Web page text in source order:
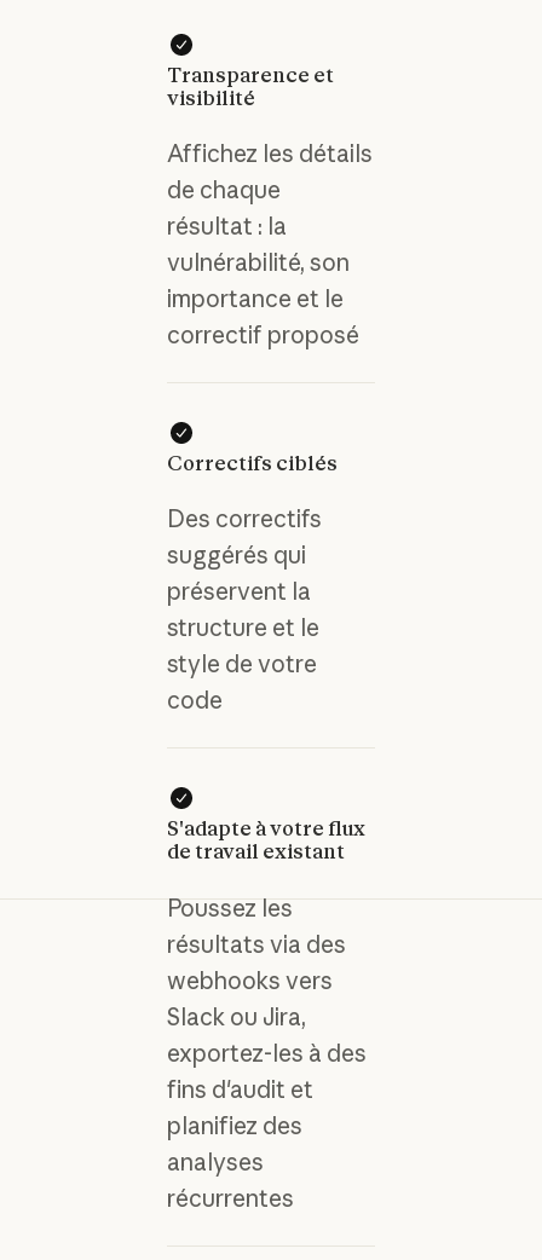
Transparence et
visibilité
Affichez les détails
de chaque
résultat : la
vulnérabilité, son
importance et le
correctif proposé
Correctifs ciblés
Des correctifs
suggérés qui
préservent la
structure et le
style de votre
code
S'adapte à votre flux
de travail existant
Poussez les
résultats via des
webhooks vers
Slack ou Jira,
exportez-les à des
fins d'audit et
planifiez des
analyses
récurrentes